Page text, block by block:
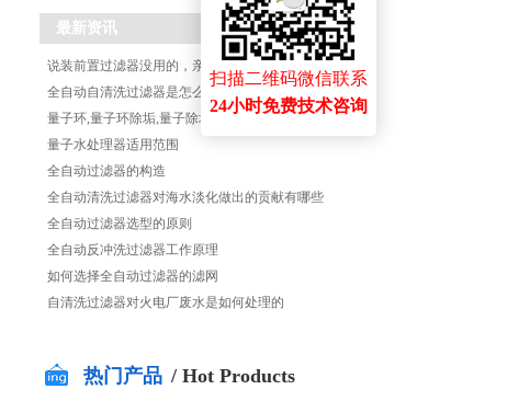
最新资讯
量子环,量子环除垢,量子除垢环,量子水处理器,您知道量子环除垢的原理吗
量子水处理器适用范围
全自动过滤器的构造
全自动清洗过滤器对海水淡化做出的贡献有哪些
全自动过滤器选型的原则
全自动反冲洗过滤器工作原理
如何选择全自动过滤器的滤网
自清洗过滤器对火电厂废水是如何处理的
热门产品 / Hot Products
扫描二维码微信联系
24小时免费技术咨询